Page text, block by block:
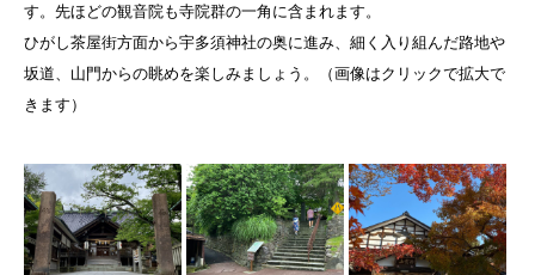
す。先ほどの観音院も寺院群の一角に含まれます。
ひがし茶屋街方面から宇多須神社の奥に進み、細く入り組んだ路地や
坂道、山門からの眺めを楽しみましょう。（画像はクリックで拡大で
きます）